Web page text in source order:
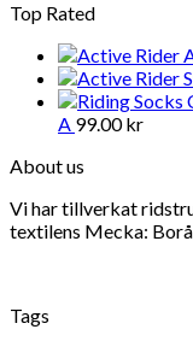
Top Rated
A 99.00kr
About us
Vi har tillverkat
textilens Mecka:
Tags